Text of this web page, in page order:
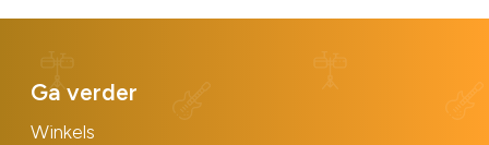
Ga verder
Winkels